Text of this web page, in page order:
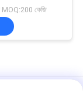
MOQ:200 কেজি
সহ